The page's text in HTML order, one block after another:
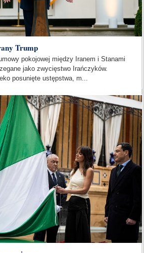
Trump
pokojowej między Iranem i Stanami
jako zwycięstwo Irańczyków.
posunięte ustępstwa, m...